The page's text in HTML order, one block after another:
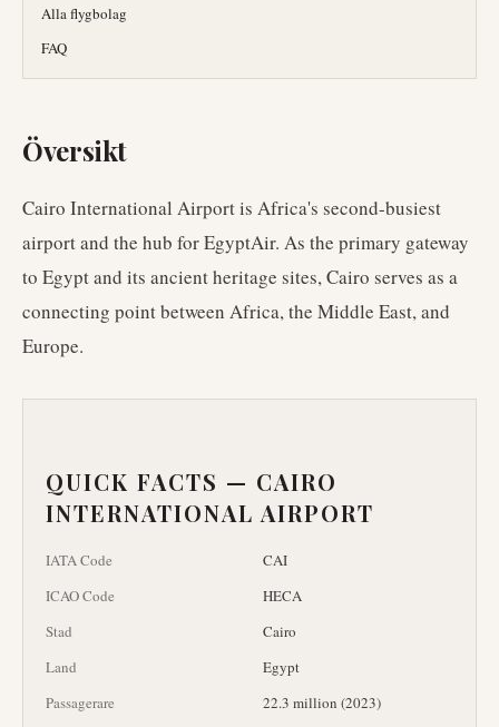
Alla flygbolag
FAQ
Översikt
Cairo International Airport is Africa's second-busiest
airport and the hub for EgyptAir. As the primary gateway
to Egypt and its ancient heritage sites, Cairo serves as a
connecting point between Africa, the Middle East, and
Europe.
QUICK FACTS — CAIRO
INTERNATIONAL AIRPORT
IATA Code
CAI
ICAO Code
HECA
Stad
Cairo
Land
Egypt
Passagerare
22.3 million (2023)